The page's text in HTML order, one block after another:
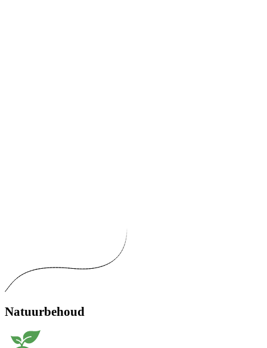
Natuurbehoud